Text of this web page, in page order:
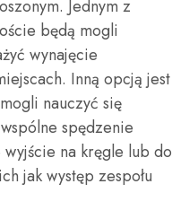
Jednym z
będą mogli
wynajęcie
Inną opcją jest
nauczyć się
spędzenie
wyjście na kręgle lub do
jak występ zespołu